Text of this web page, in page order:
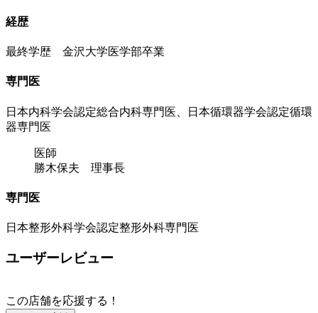
経歴
最終学歴 金沢大学医学部卒業
専門医
日本内科学会認定総合内科専門医、日本循環器学会認定循環
器専門医
医師
勝木保夫 理事長
専門医
日本整形外科学会認定整形外科専門医
ユーザーレビュー
この店舗を応援する！